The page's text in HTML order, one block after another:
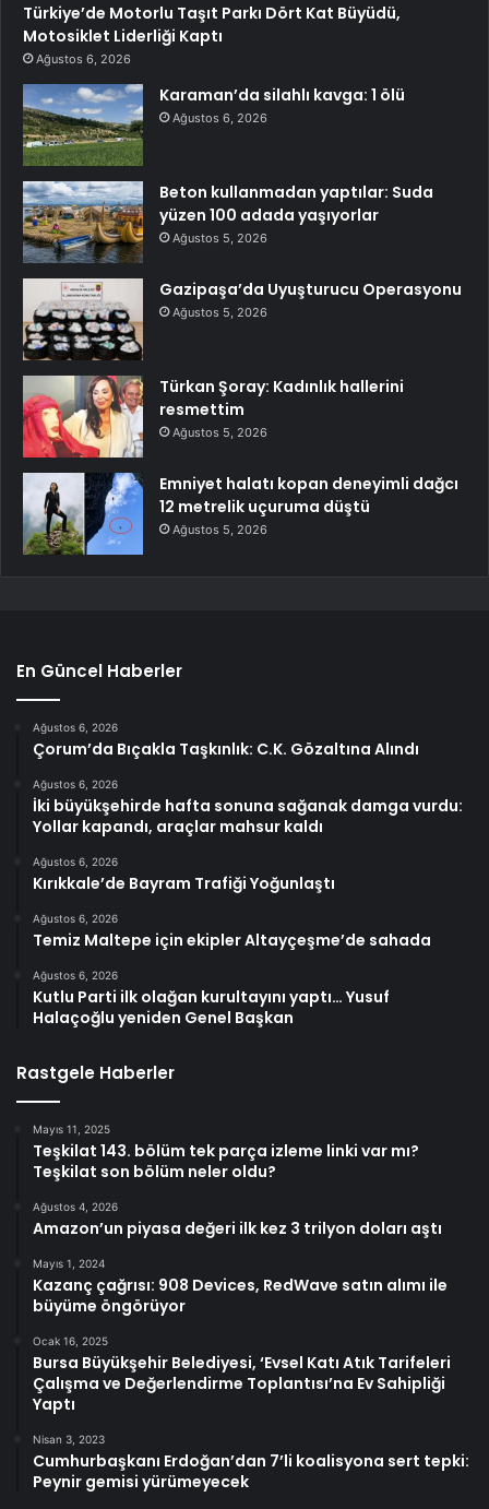
Türkiye’de Motorlu Taşıt Parkı Dört Kat Büyüdü,
Motosiklet Liderliği Kaptı
Ağustos 6, 2026
Karaman’da silahlı kavga: 1 ölü
Ağustos 6, 2026
Beton kullanmadan yaptılar: Suda
yüzen 100 adada yaşıyorlar
Ağustos 5, 2026
Gazipaşa’da Uyuşturucu Operasyonu
Ağustos 5, 2026
Türkan Şoray: Kadınlık hallerini
resmettim
Ağustos 5, 2026
Emniyet halatı kopan deneyimli dağcı
12 metrelik uçuruma düştü
Ağustos 5, 2026
En Güncel Haberler
Ağustos 6, 2026
Çorum’da Bıçakla Taşkınlık: C.K. Gözaltına Alındı
Ağustos 6, 2026
İki büyükşehirde hafta sonuna sağanak damga vurdu:
Yollar kapandı, araçlar mahsur kaldı
Ağustos 6, 2026
Kırıkkale’de Bayram Trafiği Yoğunlaştı
Ağustos 6, 2026
Temiz Maltepe için ekipler Altayçeşme’de sahada
Ağustos 6, 2026
Kutlu Parti ilk olağan kurultayını yaptı… Yusuf
Halaçoğlu yeniden Genel Başkan
Rastgele Haberler
Mayıs 11, 2025
Teşkilat 143. bölüm tek parça izleme linki var mı?
Teşkilat son bölüm neler oldu?
Ağustos 4, 2026
Amazon’un piyasa değeri ilk kez 3 trilyon doları aştı
Mayıs 1, 2024
Kazanç çağrısı: 908 Devices, RedWave satın alımı ile
büyüme öngörüyor
Ocak 16, 2025
Bursa Büyükşehir Belediyesi, ‘Evsel Katı Atık Tarifeleri
Çalışma ve Değerlendirme Toplantısı’na Ev Sahipliği
Yaptı
Nisan 3, 2023
Cumhurbaşkanı Erdoğan’dan 7’li koalisyona sert tepki:
Peynir gemisi yürümeyecek